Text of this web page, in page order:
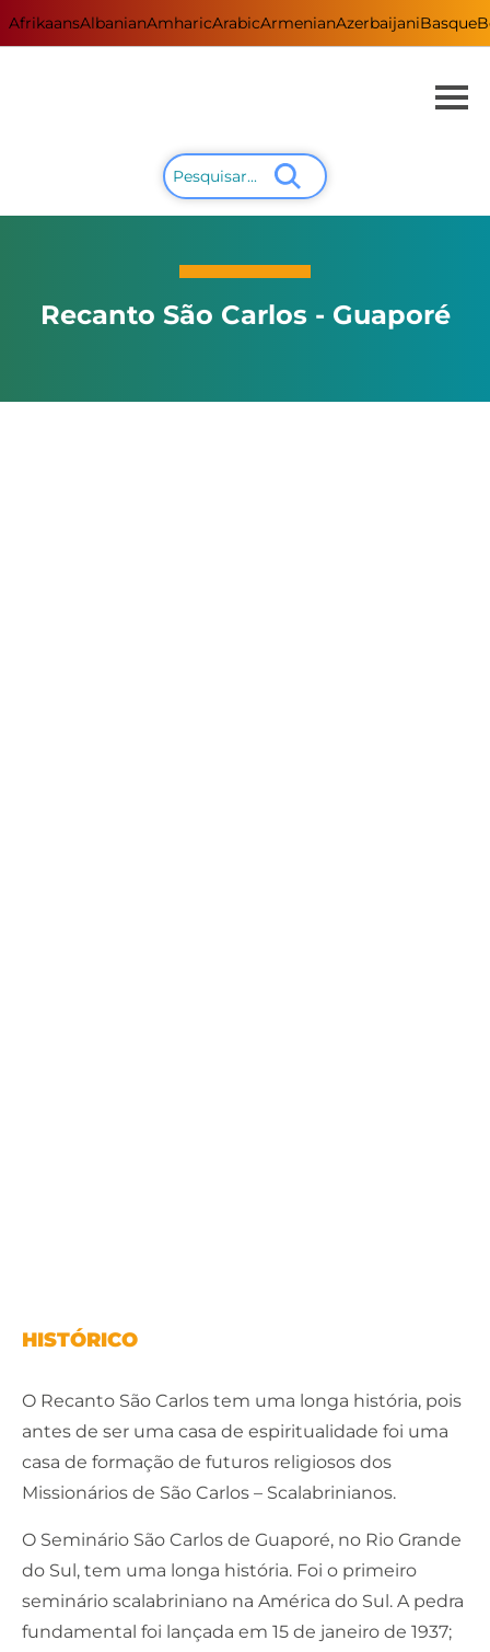
AfrikaansAlbanianAmharicArabicArmenianAzerbaijaniBasque
Recanto São Carlos - Guaporé
HISTÓRICO
O Recanto São Carlos tem uma longa história, pois
antes de ser uma casa de espiritualidade foi uma
casa de formação de futuros religiosos dos
Missionários de São Carlos – Scalabrinianos.
O Seminário São Carlos de Guaporé, no Rio Grande
do Sul, tem uma longa história. Foi o primeiro
seminário scalabriniano na América do Sul. A pedra
fundamental foi lançada em 15 de janeiro de 1937;